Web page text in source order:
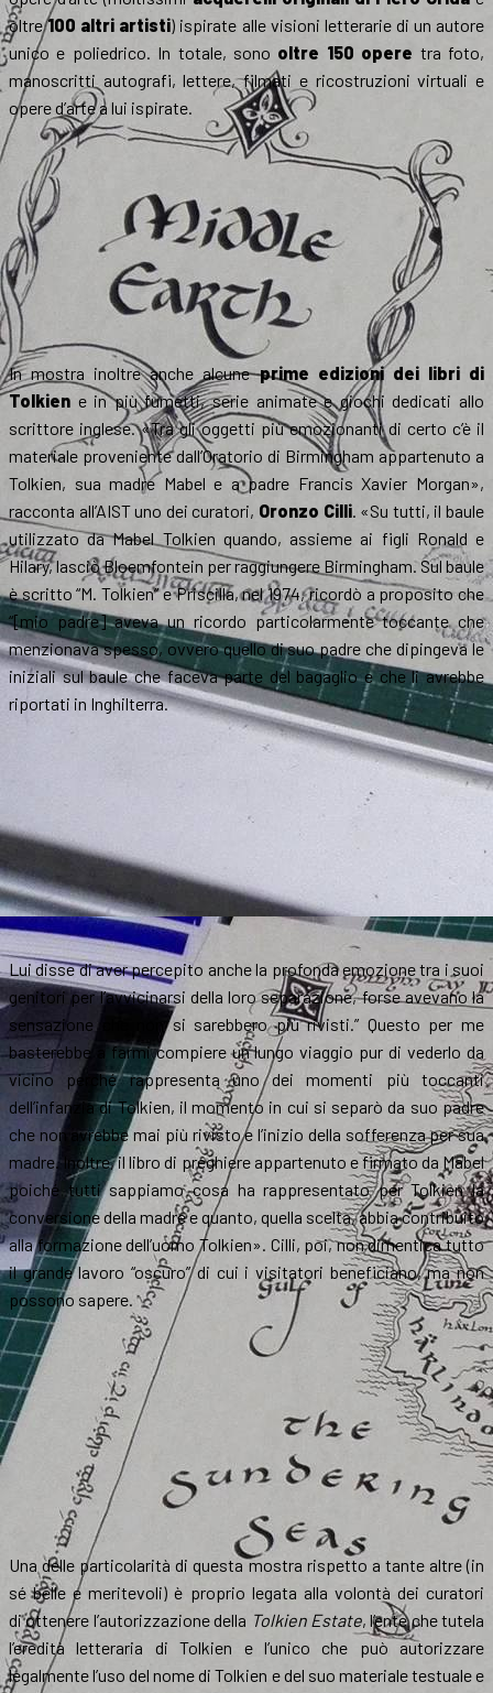
oltre100 altri artisti) ispirate alle visioni letterarie di un autore
unico e poliedrico. In totale, sono oltre 150 opere tra foto,
manoscritti autografi, lettere, filmati e ricostruzioni virtuali e
opere d’arte a lui ispirate.
In mostra inoltre anche alcuneprime edizioni dei libri di
Tolkien e in più fumetti, serie animate e giochi dedicati allo
scrittore inglese. «Tra gli oggetti più emozionanti di certo c’è il
materiale proveniente dall’Oratorio di Birmingham appartenuto a
Tolkien, sua madre Mabel e a padre Francis Xavier Morgan»,
racconta all’AIST uno dei curatori, Oronzo Cilli. «Su tutti, il baule
utilizzato da Mabel Tolkien quando, assieme ai figli Ronald e
Hilary, lasciò Bloemfontein per raggiungere Birmingham. Sul baule
è scritto “M. Tolkien” e Priscilla, nel 1974, ricordò a proposito che
“[mio padre] aveva un ricordo particolarmente toccante che
menzionava spesso, ovvero quello di suo padre che dipingeva le
iniziali sul baule che faceva parte del bagaglio e che li avrebbe
riportati in Inghilterra.
Lui disse di aver percepito anche la profonda emozione tra i suoi
genitori per l’avvicinarsi della loro separazione, forse avevano la
sensazione che non si sarebbero più rivisti.” Questo per me
basterebbe a farmi compiere un lungo viaggio pur di vederlo da
vicino perché rappresenta uno dei momenti più toccanti
dell’infanzia di Tolkien, il momento in cui si separò da suo padre
che non avrebbe mai più rivisto e l’inizio della sofferenza per sua
madre. Inoltre, il libro di preghiere appartenuto e firmato da Mabel
poiché tutti sappiamo cosa ha rappresentato per Tolkien la
conversione della madre e quanto, quella scelta, abbia contribuito
alla formazione dell’uomo Tolkien». Cilli, poi, non dimentica tutto
il grande lavoro “oscuro” di cui i visitatori beneficiano, ma non
possono sapere.
Una delle particolarità di questa mostra rispetto a tante altre (in
sé belle e meritevoli) è proprio legata alla volontà dei curatori
di ottenere l’autorizzazione della Tolkien Estate, l’ente che tutela
l’eredità letteraria di Tolkien e l’unico che può autorizzare
legalmente l’uso del nome di Tolkien e del suo materiale testuale e